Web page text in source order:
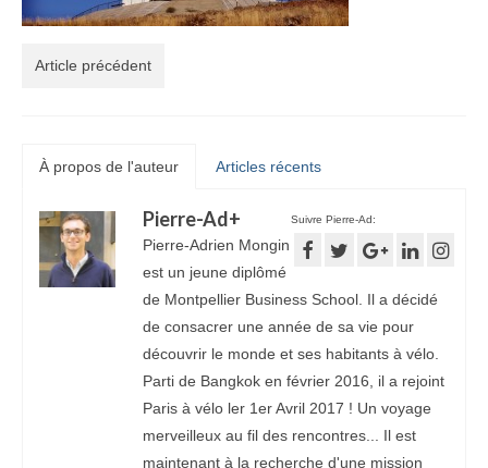
Article précédent
À propos de l'auteur Articles récents
Suivre Pierre-Ad:
Pierre-Ad+
Pierre-Adrien Mongin
est un jeune diplômé
de Montpellier Business School. Il a décidé
de consacrer une année de sa vie pour
découvrir le monde et ses habitants à vélo.
Parti de Bangkok en février 2016, il a rejoint
Paris à vélo ler 1er Avril 2017 ! Un voyage
merveilleux au fil des rencontres... Il est
maintenant à la recherche d'une mission